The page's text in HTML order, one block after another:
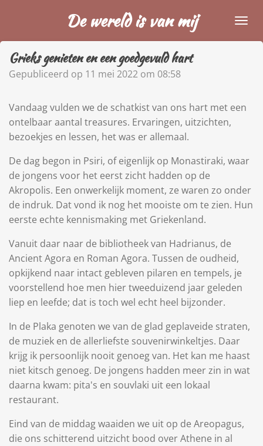
naar
de
hoofdinhoud
De wereld is van mij
Grieks genieten en een goedgevuld hart
Gepubliceerd op 11 mei 2022 om 08:58
Vandaag vulden we de schatkist van ons hart met een
ontelbaar aantal treasures. Ervaringen, uitzichten,
bezoekjes en lessen, het was er allemaal.
De dag begon in Psiri, of eigenlijk op Monastiraki, waar
de jongens voor het eerst zicht hadden op de
Akropolis. Een onwerkelijk moment, ze waren zo onder
de indruk. Dat vond ik nog het mooiste om te zien. Hun
eerste echte kennismaking met Griekenland.
Vanuit daar naar de bibliotheek van Hadrianus, de
Ancient Agora en Roman Agora. Tussen de oudheid,
opkijkend naar intact gebleven pilaren en tempels, je
voorstellend hoe men hier tweeduizend jaar geleden
liep en leefde; dat is toch wel echt heel bijzonder.
In de Plaka genoten we van de glad geplaveide straten,
de muziek en de allerliefste souvenirwinkeltjes. Daar
krijg ik persoonlijk nooit genoeg van. Het kan me haast
niet kitsch genoeg. De jongens hadden meer zin in wat
daarna kwam: pita's en souvlaki uit een lokaal
restaurant.
Eind van de middag waaiden we uit op de Areopagus,
die ons schitterend uitzicht bood over Athene in al